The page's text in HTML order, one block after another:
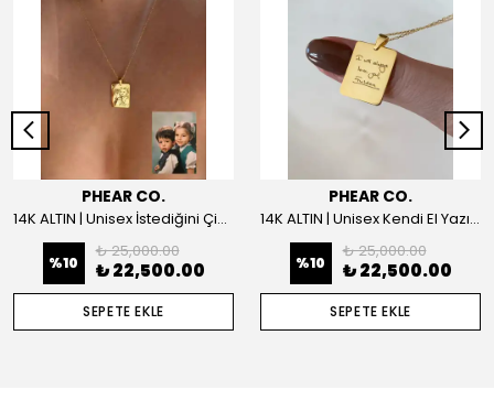
PHEAR CO.
14K ALTIN | Unisex İstediğini Çizdir Kolye
%10
₺ 25,000.00
₺ 22,500.00
SEPETE EKLE
PHEAR CO.
14K ALTIN | Unisex Kendi El Yazın ile İstediğini Yazdır Plaka Kolye
%10
₺ 25,000.00
₺ 22,500.00
SEPETE EKLE